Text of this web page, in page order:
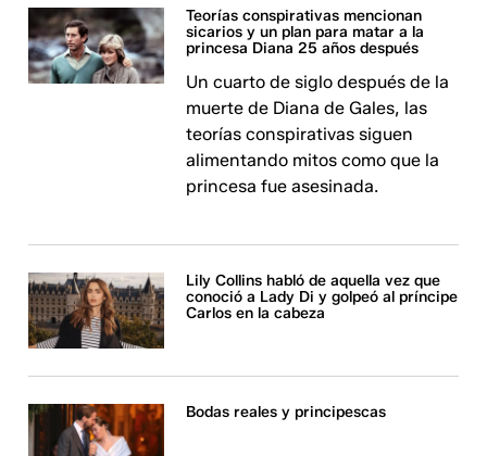
Teorías conspirativas mencionan
sicarios y un plan para matar a la
princesa Diana 25 años después
Un cuarto de siglo después de la
muerte de Diana de Gales, las
teorías conspirativas siguen
alimentando mitos como que la
princesa fue asesinada.
Lily Collins habló de aquella vez que
conoció a Lady Di y golpeó al príncipe
Carlos en la cabeza
Bodas reales y principescas